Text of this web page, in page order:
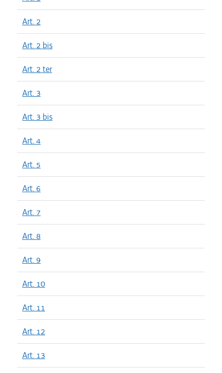
Art. 2
Art. 2 bis
Art. 2 ter
Art. 3
Art. 3 bis
Art. 4
Art. 5
Art. 6
Art. 7
Art. 8
Art. 9
Art. 10
Art. 11
Art. 12
Art. 13